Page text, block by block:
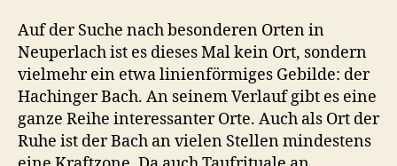
Auf der Suche nach besonderen Orten in
Neuperlach ist es dieses Mal kein Ort, sondern
vielmehr ein etwa linienförmiges Gebilde: der
Hachinger Bach. An seinem Verlauf gibt es eine
ganze Reihe interessanter Orte. Auch als Ort der
Ruhe ist der Bach an vielen Stellen mindestens